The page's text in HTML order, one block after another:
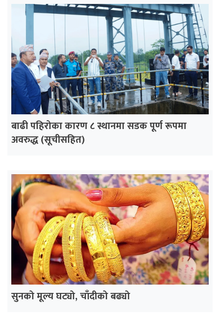
बाढी पहिरोका कारण ८ स्थानमा सडक पूर्ण रूपमा
अवरुद्ध (सूचीसहित)
सुनको मूल्य घट्यो, चाँदीको बढ्यो